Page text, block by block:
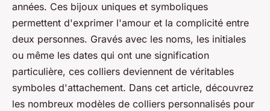
années. Ces bijoux uniques et symboliques
permettent d'exprimer l'amour et la complicité entre
deux personnes. Gravés avec les noms, les initiales
ou même les dates qui ont une signification
particulière, ces colliers deviennent de véritables
symboles d'attachement. Dans cet article, découvrez
les nombreux modèles de colliers personnalisés pour